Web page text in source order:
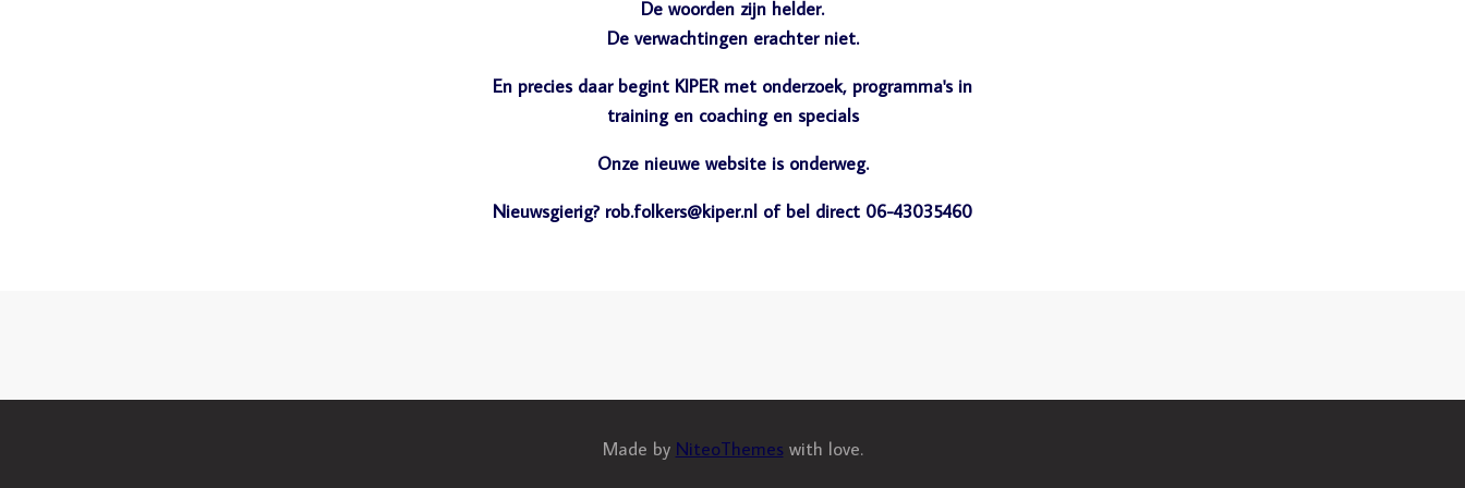
De woorden zijn helder.
De verwachtingen erachter niet.
En precies daar begint KIPER met onderzoek, programma's in
training en coaching en specials
Onze nieuwe website is onderweg.
Nieuwsgierig? rob.folkers@kiper.nl of bel direct 06-43035460
Made by NiteoThemes with love.